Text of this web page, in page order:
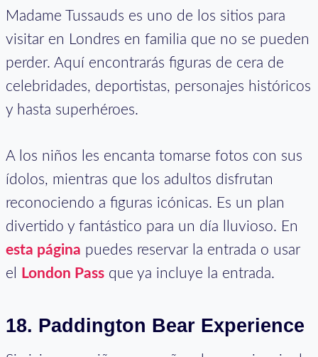
Madame Tussauds es uno de los sitios para
visitar en Londres en familia que no se pueden
perder. Aquí encontrarás figuras de cera de
celebridades, deportistas, personajes históricos
y hasta superhéroes.
A los niños les encanta tomarse fotos con sus
ídolos, mientras que los adultos disfrutan
reconociendo a figuras icónicas. Es un plan
divertido y fantástico para un día lluvioso. En
esta página puedes reservar la entrada o usar
el
London Pass que ya incluye la entrada.
18. Paddington Bear Experience